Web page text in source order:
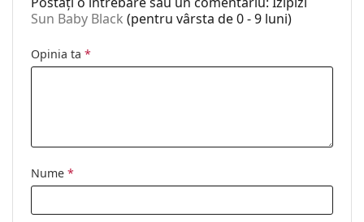
Utilizare:
Modă
Da
Sun Baby Black (pentru vârsta de 0 - 9 luni)
Opinia ta *
Nume *